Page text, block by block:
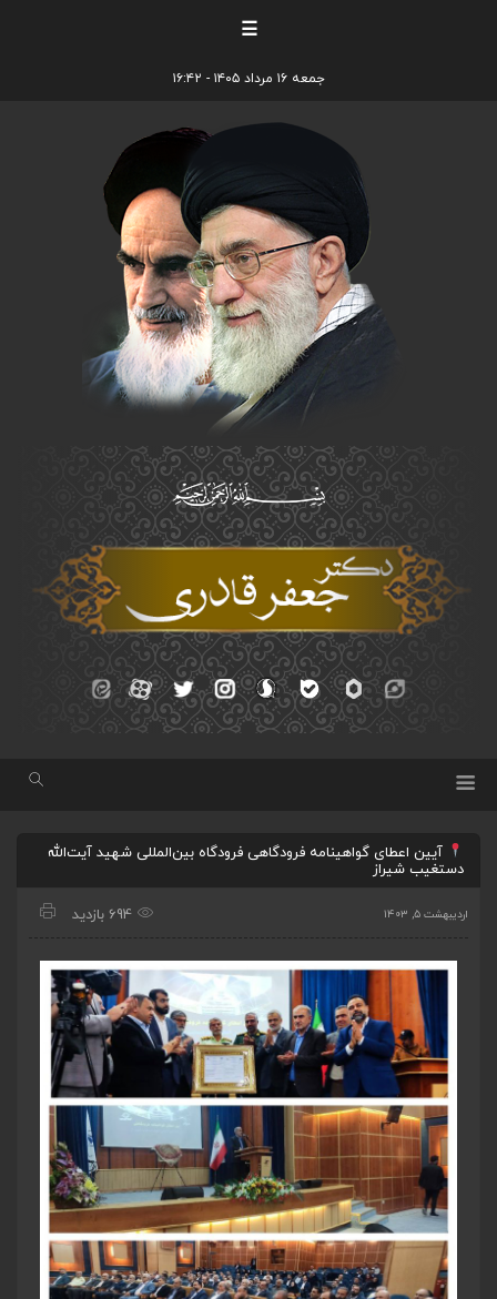
☰
جمعه ۱۶ مرداد ۱۴۰۵ - ۱۶:۴۲
آیین اعطای گواهینامه فرودگاهی فرودگاه بین‌المللی شهید آیت‌الله
دستغیب شیراز
اردیبهشت ۵, ۱۴۰۳ 694 بازدید